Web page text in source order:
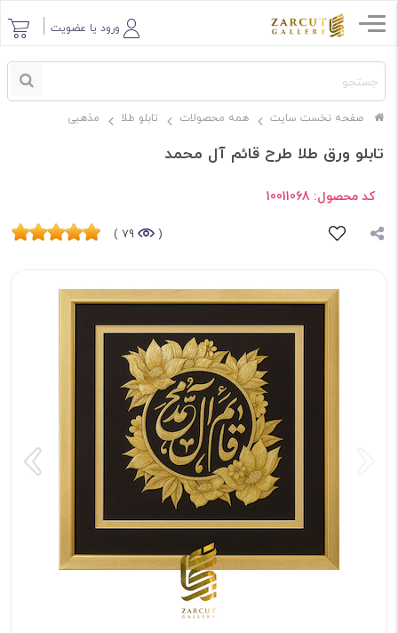
ورود یا عضویت
صفحه نخست سایت همه محصولات تابلو طلا مذهبی
تابلو ورق طلا طرح قائم آل محمد
کد محصول: 10011068
(
79 )